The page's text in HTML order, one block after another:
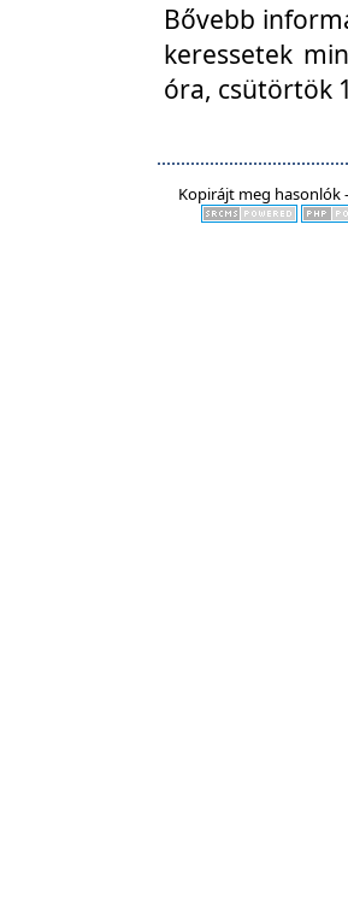
Bővebb
keressetek
óra, csütörtök
Kopirájt meg hasonlók